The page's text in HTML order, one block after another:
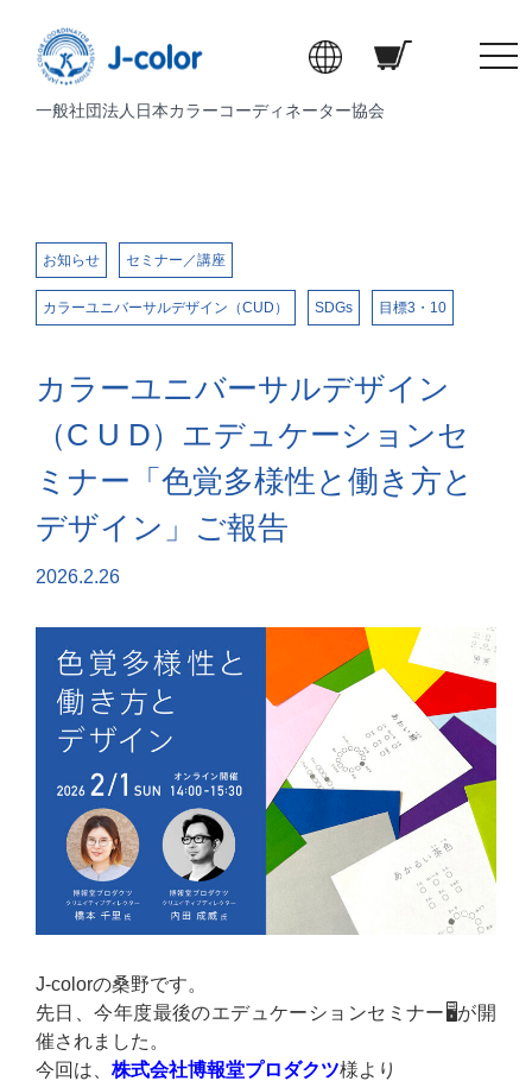
一般社団法人日本カラーコーディネーター協会
t
お知らせ セミナー／講座
カラーユニバーサルデザイン（CUD） SDGs 目標3・10
カラーユニバーサルデザイン
（C U D）エデュケーションセ
ミナー「色覚多様性と働き方と
デザイン」ご報告
2026.2.26
J-colorの桑野です。
先日、今年度最後のエデュケーションセミナー🖥️が開
催されました。
今回は、 株式会社博報堂プロダクツ様より